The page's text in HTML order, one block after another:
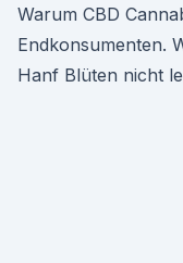
Warum CBD
Endkonsumenten.
Hanf Blüten nicht